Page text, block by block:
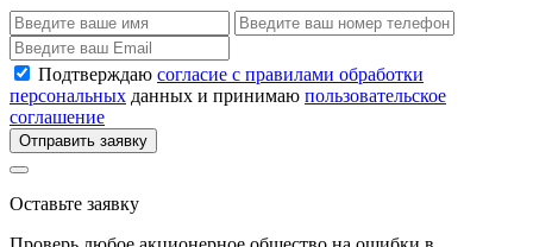
Подтверждаю согласие с правилами обработки
персональных данных и принимаю пользовательское
соглашение
Отправить заявку
Оставьте заявку